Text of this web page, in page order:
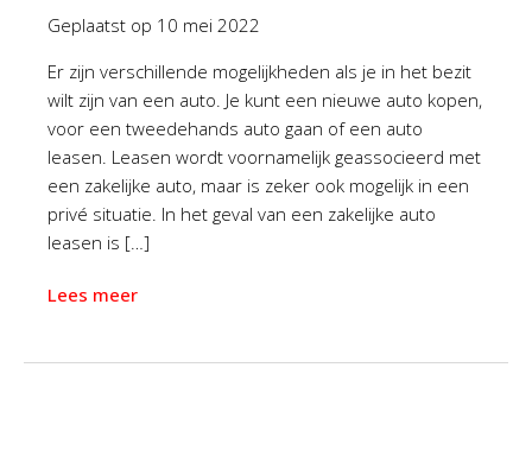
Geplaatst op 10 mei 2022
Er zijn verschillende mogelijkheden als je in het bezit
wilt zijn van een auto. Je kunt een nieuwe auto kopen,
voor een tweedehands auto gaan of een auto
leasen. Leasen wordt voornamelijk geassocieerd met
een zakelijke auto, maar is zeker ook mogelijk in een
privé situatie. In het geval van een zakelijke auto
leasen is […]
Lees meer